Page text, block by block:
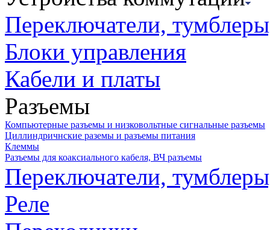
Переключатели,
Блоки управления
Кабели и платы
Разъемы
Компьютерные разъемы и низковольтные сигнальные разъемы
Циллиндричнские раземы и разъемы питания
Клеммы
Разъемы для коаксиального кабеля, ВЧ разъемы
Переключатели,
Реле